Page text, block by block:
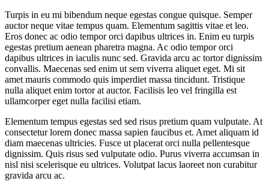
Turpis in eu mi bibendum neque egestas congue quisque. Semper
auctor neque vitae tempus quam. Elementum sagittis vitae et leo.
Eros donec ac odio tempor orci dapibus ultrices in. Enim eu turpis
egestas pretium aenean pharetra magna. Ac odio tempor orci
dapibus ultrices in iaculis nunc sed. Gravida arcu ac tortor dignissim
convallis. Maecenas sed enim ut sem viverra aliquet eget. Mi sit
amet mauris commodo quis imperdiet massa tincidunt. Tristique
nulla aliquet enim tortor at auctor. Facilisis leo vel fringilla est
ullamcorper eget nulla facilisi etiam.
Elementum tempus egestas sed sed risus pretium quam vulputate. At
consectetur lorem donec massa sapien faucibus et. Amet aliquam id
diam maecenas ultricies. Fusce ut placerat orci nulla pellentesque
dignissim. Quis risus sed vulputate odio. Purus viverra accumsan in
nisl nisi scelerisque eu ultrices. Volutpat lacus laoreet non curabitur
gravida arcu ac.